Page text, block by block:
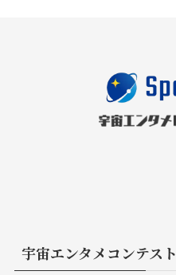
宇宙エンタメコンテスト